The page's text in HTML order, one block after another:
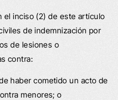
el inciso (2) de este artículo
de indemnización por
de lesiones o
contra:
haber cometido un acto de
menores; o